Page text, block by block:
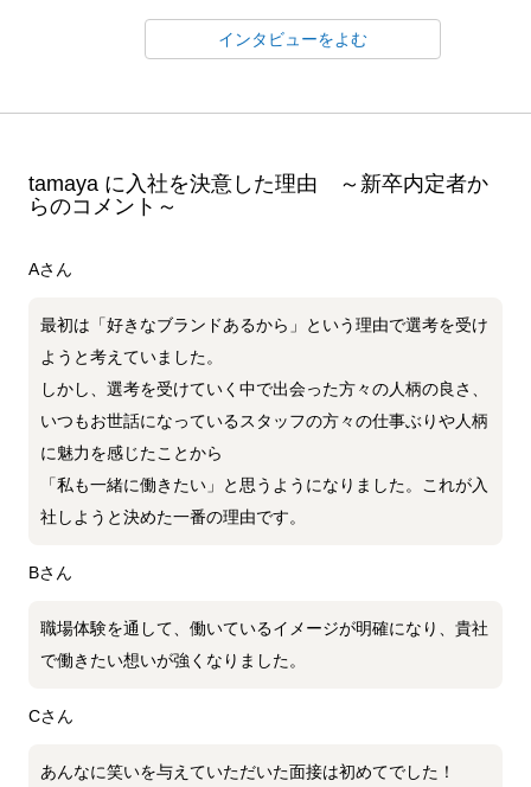
インタビューをよむ
tamaya に入社を決意した理由 ～新卒内定者か
らのコメント～
Aさん
最初は「好きなブランドあるから」という理由で選考を受け
ようと考えていました。
しかし、選考を受けていく中で出会った方々の人柄の良さ、
いつもお世話になっているスタッフの方々の仕事ぶりや人柄
に魅力を感じたことから
「私も一緒に働きたい」と思うようになりました。これが入
社しようと決めた一番の理由です。
Bさん
職場体験を通して、働いているイメージが明確になり、貴社
で働きたい想いが強くなりました。
Cさん
あんなに笑いを与えていただいた面接は初めてでした！